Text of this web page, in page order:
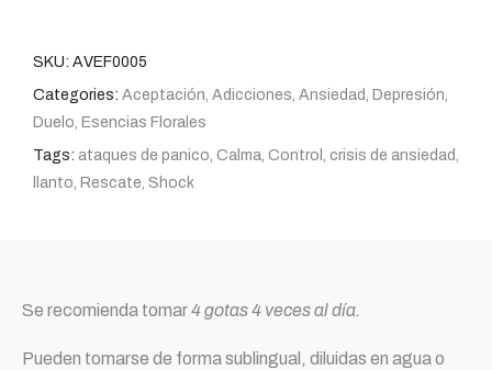
SKU: AVEF0005
Categories: Aceptación, Adicciones, Ansiedad, Depresión,
Duelo, Esencias Florales
Tags: ataques de panico, Calma, Control , crisis de ansiedad,
llanto, Rescate, Shock
Se recomienda tomar4 gotas 4 veces al día.
Pueden tomarse de forma sublingual, diluidas en agua o